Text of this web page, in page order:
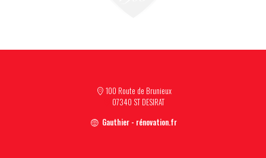
100 Route de Brunieux
07340 ST DESIRAT
Gauthier - rénovation.fr